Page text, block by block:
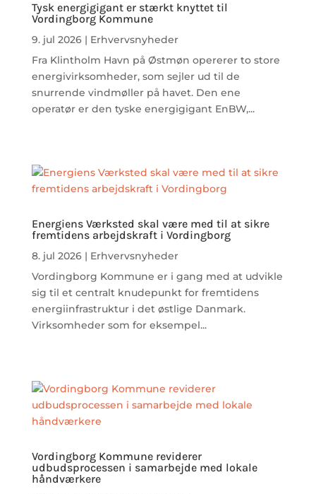
Tysk energigigant er stærkt knyttet til
Vordingborg Kommune
9. jul 2026| Erhvervsnyheder
Fra Klintholm Havn på Østmøn opererer to store
energivirksomheder, som sejler ud til de
snurrende vindmøller på havet. Den ene
operatør er den tyske energigigant EnBW,...
Energiens Værksted skal være med til at sikre
fremtidens arbejdskraft i Vordingborg
8. jul 2026| Erhvervsnyheder
Vordingborg Kommune er i gang med at udvikle
sig til et centralt knudepunkt for fremtidens
energiinfrastruktur i det østlige Danmark.
Virksomheder som for eksempel...
Vordingborg Kommune reviderer
udbudsprocessen i samarbejde med lokale
håndværkere